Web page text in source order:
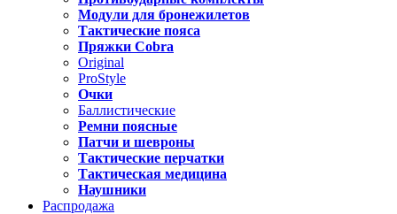
Модули для бронежилетов
Тактические пояса
Пряжки Cobra
Original
ProStyle
Очки
Баллистические
Ремни поясные
Патчи и шевроны
Тактические перчатки
Тактическая медицина
Наушники
Распродажа